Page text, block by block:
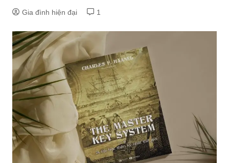
Gia đình hiện đại 1